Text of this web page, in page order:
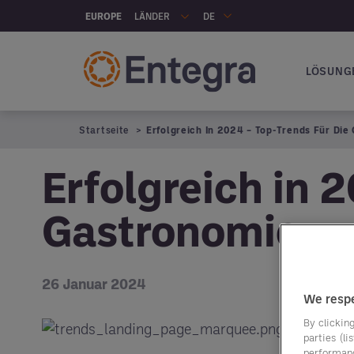
Skip to main content
EUROPE LÄNDER DE
Startseite Erfolgreich In 2024 – Top-Trends Für Die
Erfolgreich in
Gastronomie
26 Januar 2024
We
By
parties